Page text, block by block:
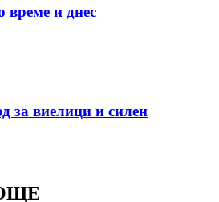
време и днес
за виелици и силен